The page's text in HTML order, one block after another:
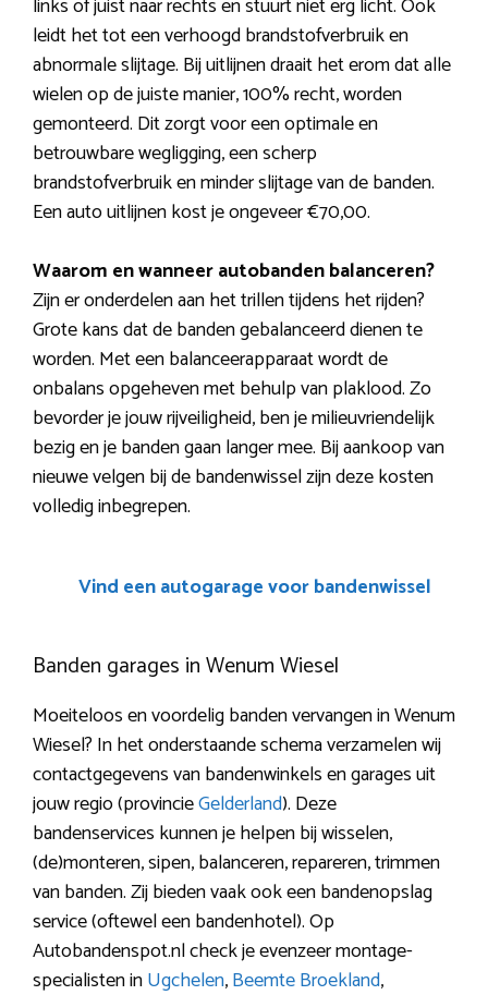
leidt het tot een verhoogd brandstofverbruik en
abnormale slijtage. Bij uitlijnen draait het erom dat alle
wielen op de juiste manier, 100% recht, worden
gemonteerd. Dit zorgt voor een optimale en
betrouwbare wegligging, een scherp
brandstofverbruik en minder slijtage van de banden.
Een auto uitlijnen kost je ongeveer €70,00.
Waarom en wanneer autobanden balanceren?
Zijn er onderdelen aan het trillen tijdens het rijden?
Grote kans dat de banden gebalanceerd dienen te
worden. Met een balanceerapparaat wordt de
onbalans opgeheven met behulp van plaklood. Zo
bevorder je jouw rijveiligheid, ben je milieuvriendelijk
bezig en je banden gaan langer mee. Bij aankoop van
nieuwe velgen bij de bandenwissel zijn deze kosten
volledig inbegrepen.
Vind een autogarage voor bandenwissel
Banden garages in Wenum Wiesel
Moeiteloos en voordelig banden vervangen in Wenum
Wiesel? In het onderstaande schema verzamelen wij
contactgegevens van bandenwinkels en garages uit
jouw regio (provincieGelderland). Deze
bandenservices kunnen je helpen bij wisselen,
(de)monteren, sipen, balanceren, repareren, trimmen
van banden. Zij bieden vaak ook een bandenopslag
service (oftewel een bandenhotel). Op
Autobandenspot.nl check je evenzeer montage-
specialisten inUgchelen,Beemte Broekland,